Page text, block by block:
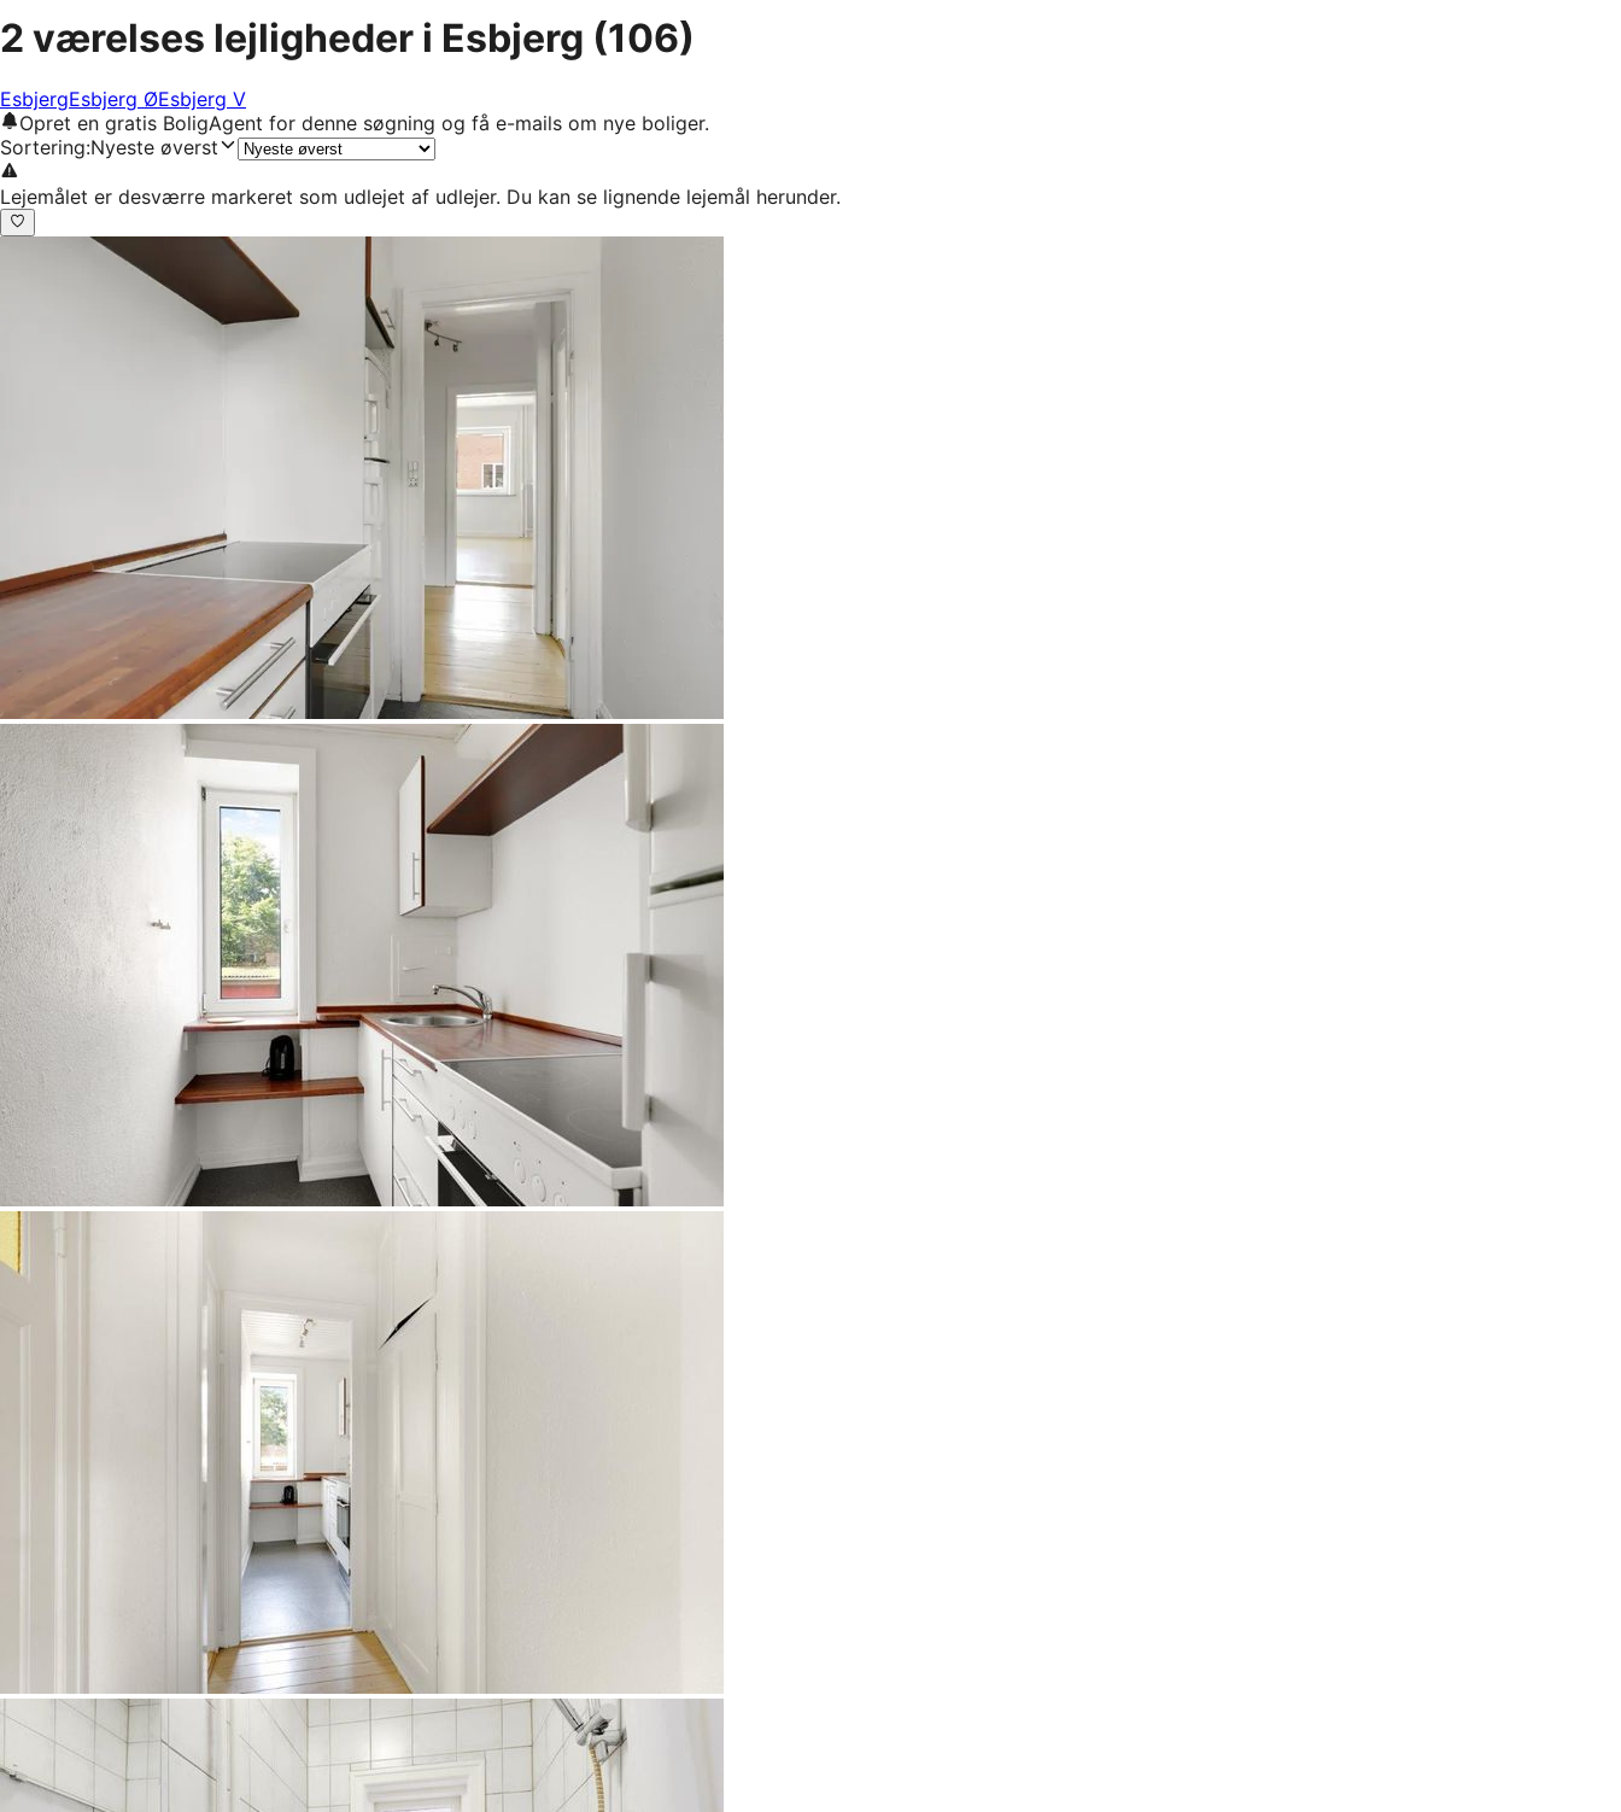
2 værelses lejligheder i Esbjerg (106)
EsbjergEsbjerg ØEsbjerg V
Opret en gratis BoligAgent for denne søgning og få e-mails om nye boliger.
Sortering:Nyeste øverst
Lejemålet er desværre markeret som udlejet af udlejer. Du kan se lignende lejemål herunder.